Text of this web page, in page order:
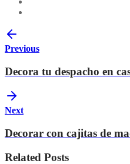
Previous
Decora tu despacho en
Next
Decorar con cajitas de
Related Posts